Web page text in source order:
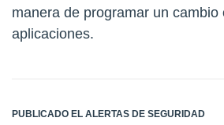
manera de programar un cambio
aplicaciones.
PUBLICADO EL ALERTAS DE SEGURIDAD